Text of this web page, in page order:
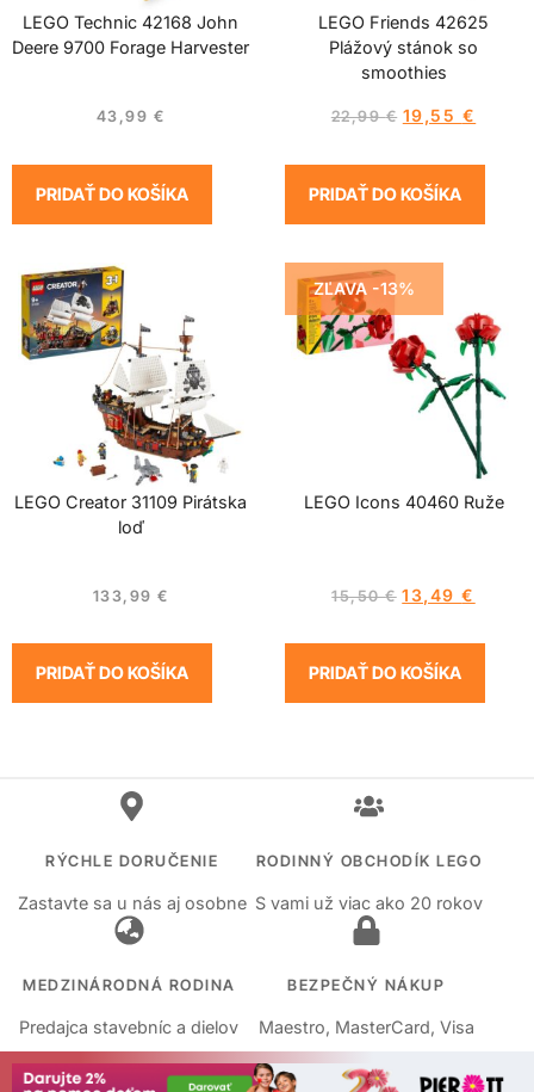
LEGO Technic 42168 John
Deere 9700 Forage Harvester
43,99 €
PRIDAŤ DO KOŠÍKA
LEGO Friends 42625
Plážový stánok so
smoothies
22,99€ 19,55 €
PRIDAŤ DO KOŠÍKA
LEGO Creator 31109 Pirátska
loď
133,99 €
PRIDAŤ DO KOŠÍKA
ZĽAVA -13%
LEGO Icons 40460 Ruže
15,50€ 13,49€
PRIDAŤ DO KOŠÍKA
RÝCHLE DORUČENIE
Zastavte sa u nás aj osobne
RODINNÝ OBCHODÍK LEGO
S vami už viac ako 20 rokov
MEDZINÁRODNÁ RODINA
Predajca stavebníc a dielov
BEZPEČNÝ NÁKUP
Maestro, MasterCard, Visa